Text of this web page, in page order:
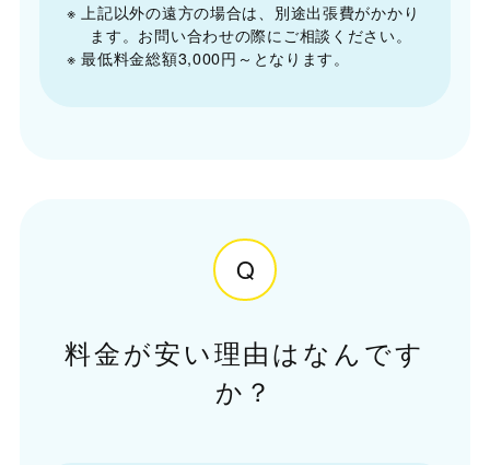
※ 上記以外の遠方の場合は、別途出張費がかかり
ます。お問い合わせの際にご相談ください。
※ 最低料金総額3,000円～となります。
Q
料金が安い理由はなんです
か？